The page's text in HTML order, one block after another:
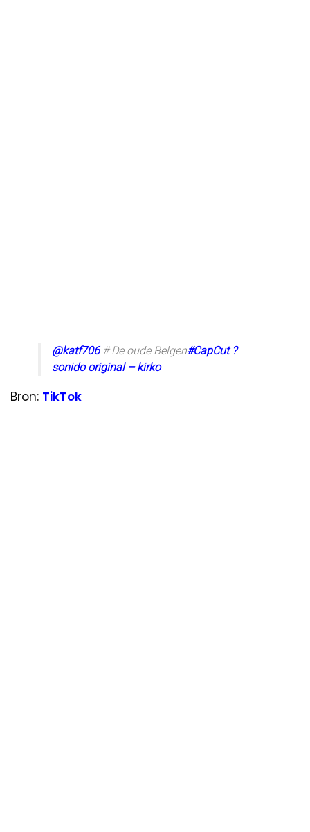
@katf706# De oude Belgen#CapCut ?
sonido original – kirko
Bron: TikTok